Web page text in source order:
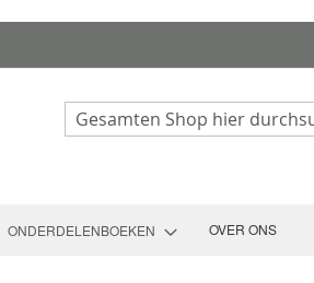
Search
ONDERDELENBOEKEN OVER ONS